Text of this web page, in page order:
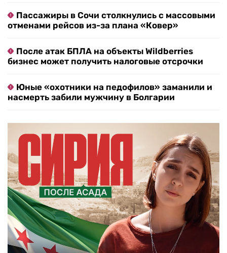
Пассажиры в Сочи столкнулись с массовыми
отменами рейсов из-за плана «Ковер»
После атак БПЛА на объекты Wildberries
бизнес может получить налоговые отсрочки
Юные «охотники на педофилов» заманили и
насмерть забили мужчину в Болгарии